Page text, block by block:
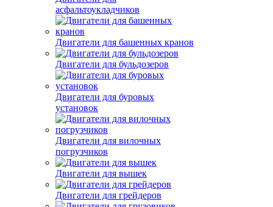
асфальтоукладчиков
Двигатели для башенных кранов
Двигатели для бульдозеров
Двигатели для буровых
установок
Двигатели для вилочных
погрузчиков
Двигатели для вышек
Двигатели для грейдеров